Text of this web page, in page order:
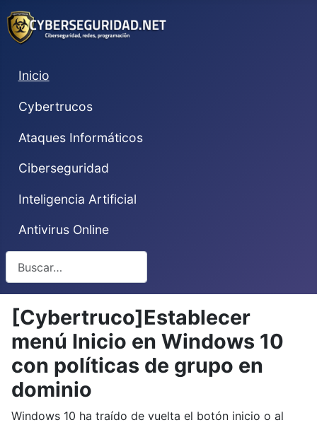
Inicio
Cybertrucos
Ataques Informáticos
Ciberseguridad
Inteligencia Artificial
Antivirus Online
[Cybertruco]Establecer
menú Inicio en Windows 10
con políticas de grupo en
dominio
Windows 10 ha traído de vuelta el botón inicio o al